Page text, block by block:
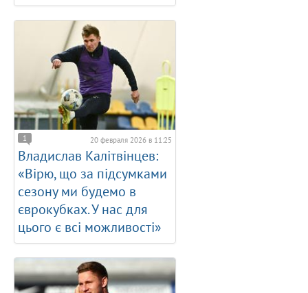
1 20 февраля 2026 в 11:25
Владислав Калітвінцев:
«Вірю, що за підсумками
сезону ми будемо в
єврокубках. У нас для
цього є всі можливості»